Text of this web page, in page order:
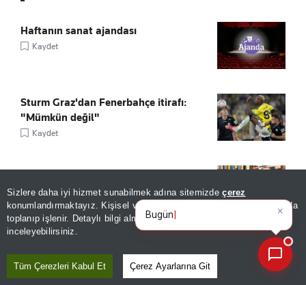
Sizlere daha iyi hizmet sunabilmek adına sitemizdeçerez
konumlandırmaktayız. Kişisel verileriniz, KVKK ve GDPR kapsamında
toplanıp işlenir. Detaylı bilgi almak içinAydınlatma Metnimizi
inceleyebilirsiniz.
Tüm Çerezleri Kabul Et Çerez Ayarlarına Git
Haftanın sanat ajandası
Kaydet
Sturm Graz'dan Fenerbahçe itirafı:
"Mümkün değil"
Kaydet
Kaydet
Kaydet
×
Bugünün öne çıkan manşetleri
ve gelişmeleri n